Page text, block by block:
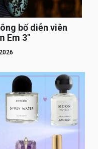
bố diễn viên
Em 3″